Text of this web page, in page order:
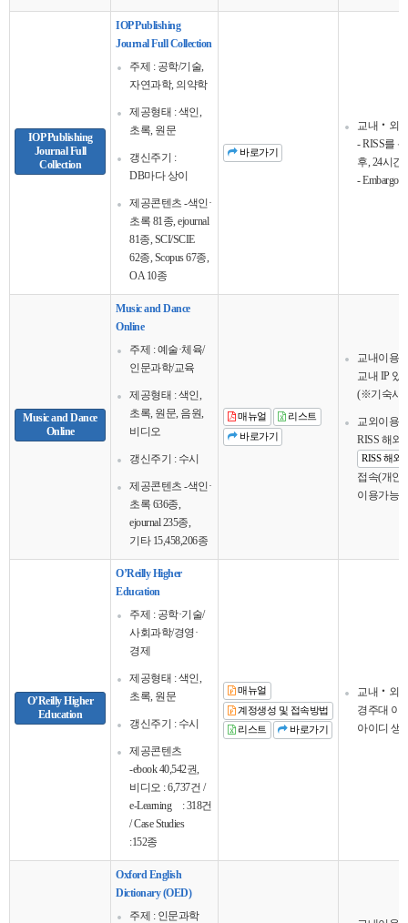
IOP Publishing
Journal Full
Collection
IOP Publishing
Journal Full Collection
주제 : 공학/기술,
자연과학, 의약학
제공형태 : 색인,
초록, 원문
갱신주기 :
DB마다 상이
제공콘텐츠 -색인·
초록 81종, ejournal
81종, SCI/SCIE
62종, Scopus 67종,
OA 10종
바로가기
교내‧외
- RISS를
후, 24시간
- Embargo
Music and Dance
Online
Music and Dance
Online
주제 : 예술·체육/
인문과학/교육
제공형태 : 색인,
초록, 원문, 음원,
비디오
갱신주기 : 수시
제공콘텐츠 -색인·
초록 636종,
ejournal 235종,
기타 15,458,206종
매뉴얼
리스트
바로가기
교내이용
교내 IP 있
(※기숙사
교외이용
RISS 해외
RISS 해외
접속(개인
이용가능
O’Reilly Higher
Education
O’Reilly Higher
Education
주제 : 공학·기술/
사회과학/경영·
경제
제공형태 : 색인,
초록, 원문
갱신주기 : 수시
제공콘텐츠
-ebook 40,542권,
비디오 : 6,737건 /
e-Learning : 318건
/ Case Studies
:152종
매뉴얼
계정생성 및 접속방법
리스트
바로가기
교내‧외
경주대 이
아이디 생
Oxford English
Dictionary (OED)
주제 : 인문과학